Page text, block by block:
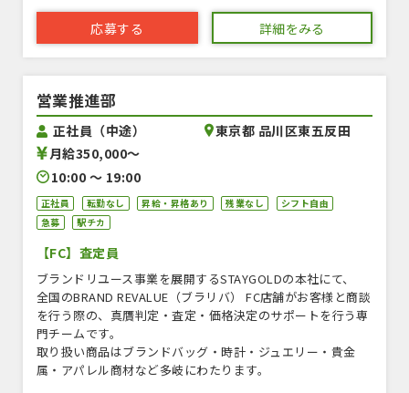
応募する 詳細をみる
営業推進部
正社員（中途）
月給350,000〜
10:00 〜 19:00
東京都 品川区東五反田
正社員 転勤なし 昇給・昇格あり 残業なし
シフト自由
急募
駅チカ
【FC】査定員
ブランドリユース事業を展開するSTAYGOLDの本社にて、
全国のBRAND REVALUE（ブラリバ） FC店舗がお客様と商談
を行う際の、真贋判定・査定・価格決定のサポートを行う専
門チームです。
取り扱い商品はブランドバッグ・時計・ジュエリー・貴金
属・アパレル商材など多岐にわたります。